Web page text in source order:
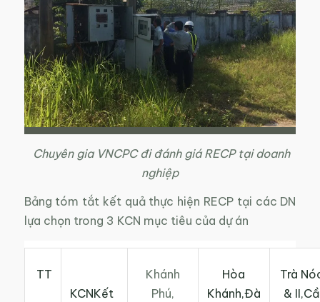
Chuyên gia VNCPC đi đánh giá RECP tại doanh
nghiệp
Bảng tóm tắt kết quả thực hiện RECP tại các DN
lựa chọn trong 3 KCN mục tiêu của dự án
TT
KCNKết
Khánh
Phú,
Hòa
Khánh,Đà
Trà
&